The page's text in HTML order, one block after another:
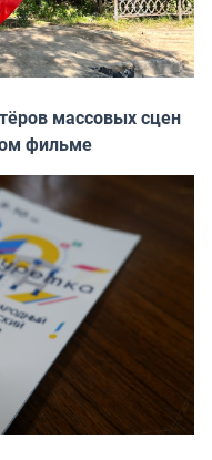
массовых сцен
фильме